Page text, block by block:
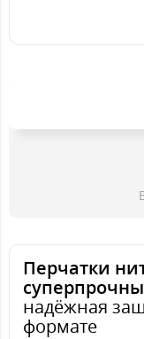
Перчатки
надёжная
формате